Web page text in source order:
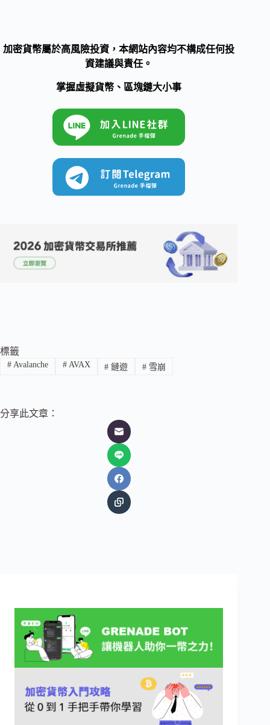
加密貨幣屬於高風險投資，本網站內容均不構成任何投
資建議與責任。
掌握虛擬貨幣、區塊鏈大小事
標籤
#Avalanche #AVAX # 鏈遊 # 雪崩
分享此文章：